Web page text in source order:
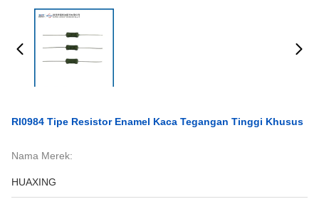
RI0984 Tipe Resistor Enamel Kaca Tegangan Tinggi Khusus
Nama Merek:
HUAXING